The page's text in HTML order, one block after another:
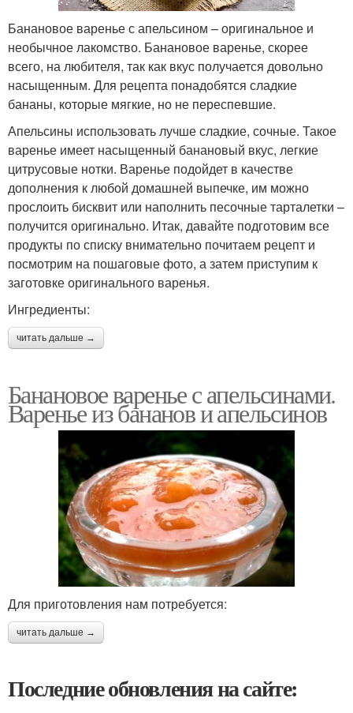
Банановое варенье с апельсином – оригинальное и
необычное лакомство. Банановое варенье, скорее
всего, на любителя, так как вкус получается довольно
насыщенным. Для рецепта понадобятся сладкие
бананы, которые мягкие, но не переспевшие.
Апельсины использовать лучше сладкие, сочные. Такое
варенье имеет насыщенный банановый вкус, легкие
цитрусовые нотки. Варенье подойдет в качестве
дополнения к любой домашней выпечке, им можно
прослоить бисквит или наполнить песочные тарталетки –
получится оригинально. Итак, давайте подготовим все
продукты по списку внимательно почитаем рецепт и
посмотрим на пошаговые фото, а затем приступим к
заготовке оригинального варенья.
Ингредиенты:
читать дальше →
Банановое варенье с апельсинами.
Варенье из бананов и апельсинов
Для приготовления нам потребуется:
читать дальше →
Последние обновления на сайте: